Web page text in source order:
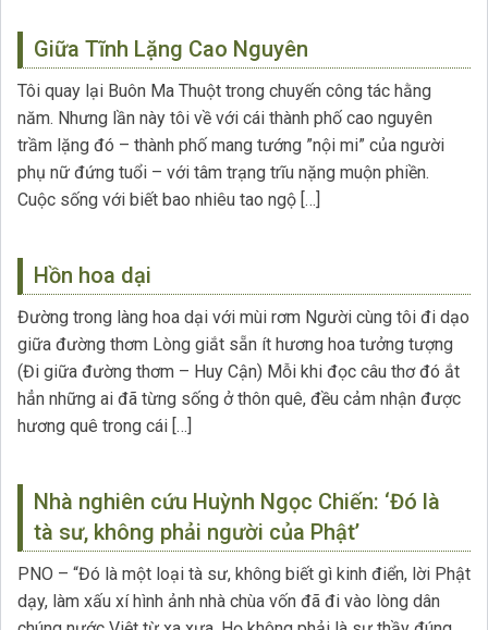
Giữa Tĩnh Lặng Cao Nguyên
Tôi quay lại Buôn Ma Thuột trong chuyến công tác hằng
năm. Nhưng lần này tôi về với cái thành phố cao nguyên
trầm lặng đó – thành phố mang tướng ”nội mi” của người
phụ nữ đứng tuổi – với tâm trạng trĩu nặng muộn phiền.
Cuộc sống với biết bao nhiêu tao ngộ […]
Hồn hoa dại
Đường trong làng hoa dại với mùi rơm Người cùng tôi đi dạo
giữa đường thơm Lòng giắt sẵn ít hương hoa tưởng tượng
(Đi giữa đường thơm – Huy Cận) Mỗi khi đọc câu thơ đó ắt
hẳn những ai đã từng sống ở thôn quê, đều cảm nhận được
hương quê trong cái […]
Nhà nghiên cứu Huỳnh Ngọc Chiến: ‘Đó là
tà sư, không phải người của Phật’
PNO – “Đó là một loại tà sư, không biết gì kinh điển, lời Phật
dạy, làm xấu xí hình ảnh nhà chùa vốn đã đi vào lòng dân